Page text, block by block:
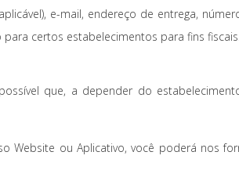
e-mail, endereço de entrega,
certos estabelecimentos para fins
que, a depender do
Website ou Aplicativo, você poderá nos